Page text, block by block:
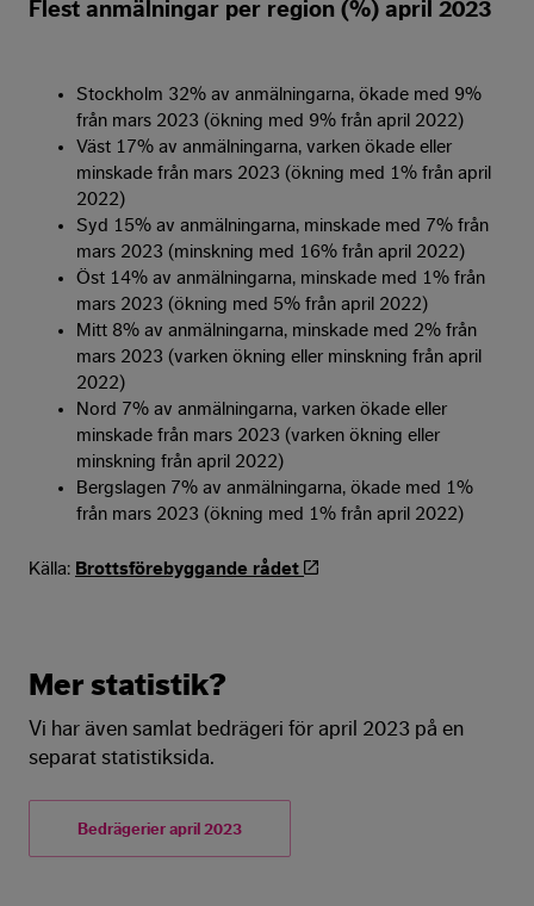
Flest anmälningar per region (%) april 2023
Stockholm 32% av anmälningarna, ökade med 9%
från mars 2023 (ökning med 9% från april 2022)
Väst 17% av anmälningarna, varken ökade eller
minskade från mars 2023 (ökning med 1% från april
2022)
Syd 15% av anmälningarna, minskade med 7% från
mars 2023 (minskning med 16% från april 2022)
Öst 14% av anmälningarna, minskade med 1% från
mars 2023 (ökning med 5% från april 2022)
Mitt 8% av anmälningarna, minskade med 2% från
mars 2023 (varken ökning eller minskning från april
2022)
Nord 7% av anmälningarna, varken ökade eller
minskade från mars 2023 (varken ökning eller
minskning från april 2022)
Bergslagen 7% av anmälningarna, ökade med 1%
från mars 2023 (ökning med 1% från april 2022)
Källa: Brottsförebyggande rådet
Mer statistik?
Vi har även samlat bedrägeri för april 2023 på en
separat statistiksida.
Bedrägerier april 2023